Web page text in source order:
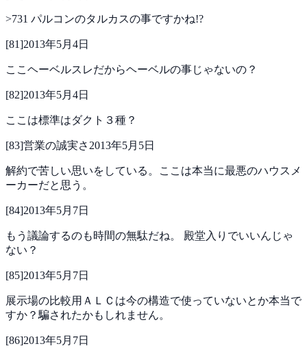
>731 パルコンのタルカスの事ですかね!?
[81]2013年5月4日
ここヘーベルスレだからヘーベルの事じゃないの？
[82]2013年5月4日
ここは標準はダクト３種？
[83]営業の誠実さ 2013年5月5日
解約で苦しい思いをしている。ここは本当に最悪のハウスメ
ーカーだと思う。
[84]2013年5月7日
もう議論するのも時間の無駄だね。 殿堂入りでいいんじゃ
ない？
[85]2013年5月7日
展示場の比較用ＡＬＣは今の構造で使っていないとか本当で
すか？騙されたかもしれません。
[86]2013年5月7日